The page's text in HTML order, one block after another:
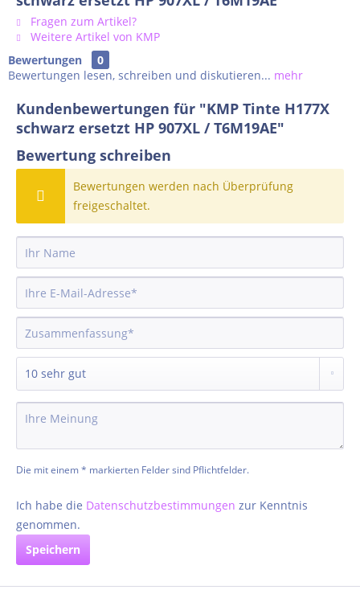
Fragen zum Artikel?
Weitere Artikel von KMP
Bewertungen
0
Bewertungen lesen, schreiben und diskutieren... mehr
Kundenbewertungen für "KMP Tinte H177X
schwarz ersetzt HP 907XL / T6M19AE"
Bewertung schreiben
Bewertungen werden nach Überprüfung
freigeschaltet.
Die mit einem * markierten Felder sind Pflichtfelder.
Ich habe die Datenschutzbestimmungen zur Kenntnis
genommen.
Speichern